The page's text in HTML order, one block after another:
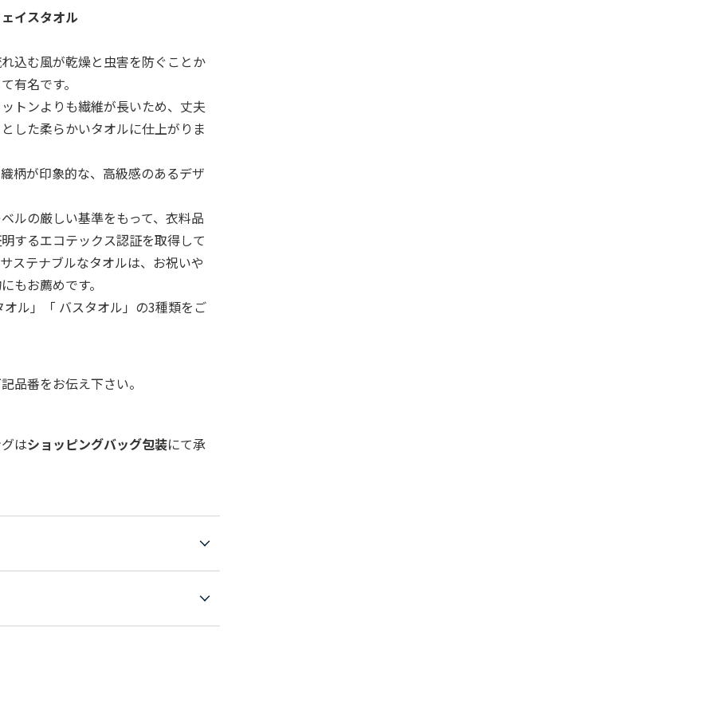
イスタオル
込む風が乾燥と虫害を防ぐことか
有名です。
トンよりも繊維が長いため、丈夫
した柔らかいタオルに仕上がりま
柄が印象的な、高級感のあるデザ
ルの厳しい基準をもって、衣料品
するエコテックス認証を取得して
ステナブルなタオルは、お祝いや
もお薦めです。
ル」「 バスタオル」の3種類をご
品番をお伝え下さい。
はショッピングバッグ包装にて承